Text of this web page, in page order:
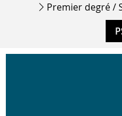
Premier degré/